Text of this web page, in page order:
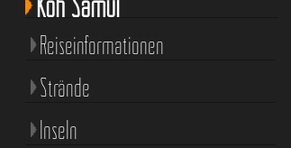
Reiseinformationen
Strände
Inseln